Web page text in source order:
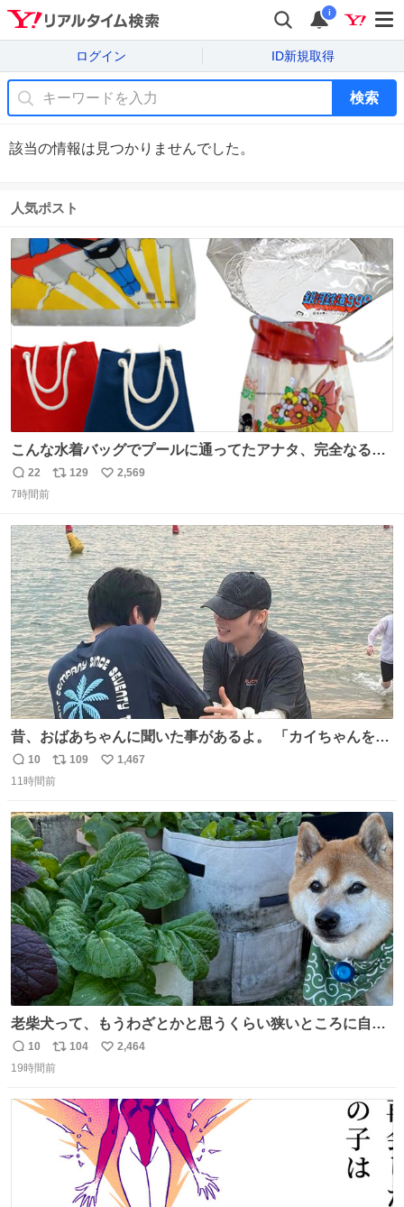
i
ログイン ID新規取得
検索
該当の情報は見つかりませんでした。
人気ポスト
こんな水着バッグでプールに通ってたアナタ、完全なる同
世代（笑） #70年代 #80年代 #昭和レトロ
返
信
22
リ
ト
数
129
い
数
2,569
7時間前
昔、おばあちゃんに聞いた事があるよ。 「カイちゃんをい
じめると、アイツが海から上がって来るぞ。」って。
返
信
10
リ
ポ
ト
数
109
い
数
1,467
11時間前
老柴犬って、もうわざとかと思うくらい狭いところに自ら
はまりにいくじゃないですか？ 今朝ガーデニングしてる飼
い主の間にはまってきて、最高に可愛かった♥️
返
信
10
リ
ポ
ト
数
104
い
数
2,464
19時間前